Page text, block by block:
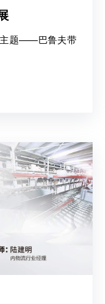
主题——巴鲁夫带